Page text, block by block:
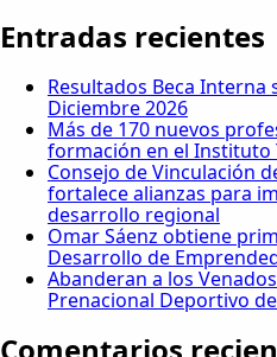
Entradas recientes
Resultados Beca Interna
Diciembre 2026
Más de 170 nuevos
formación en el Instituto
Consejo de Vinculación
fortalece alianzas para
desarrollo regional
Omar Sáenz obtiene
Desarrollo de
Abanderan a los
Prenacional Deportivo